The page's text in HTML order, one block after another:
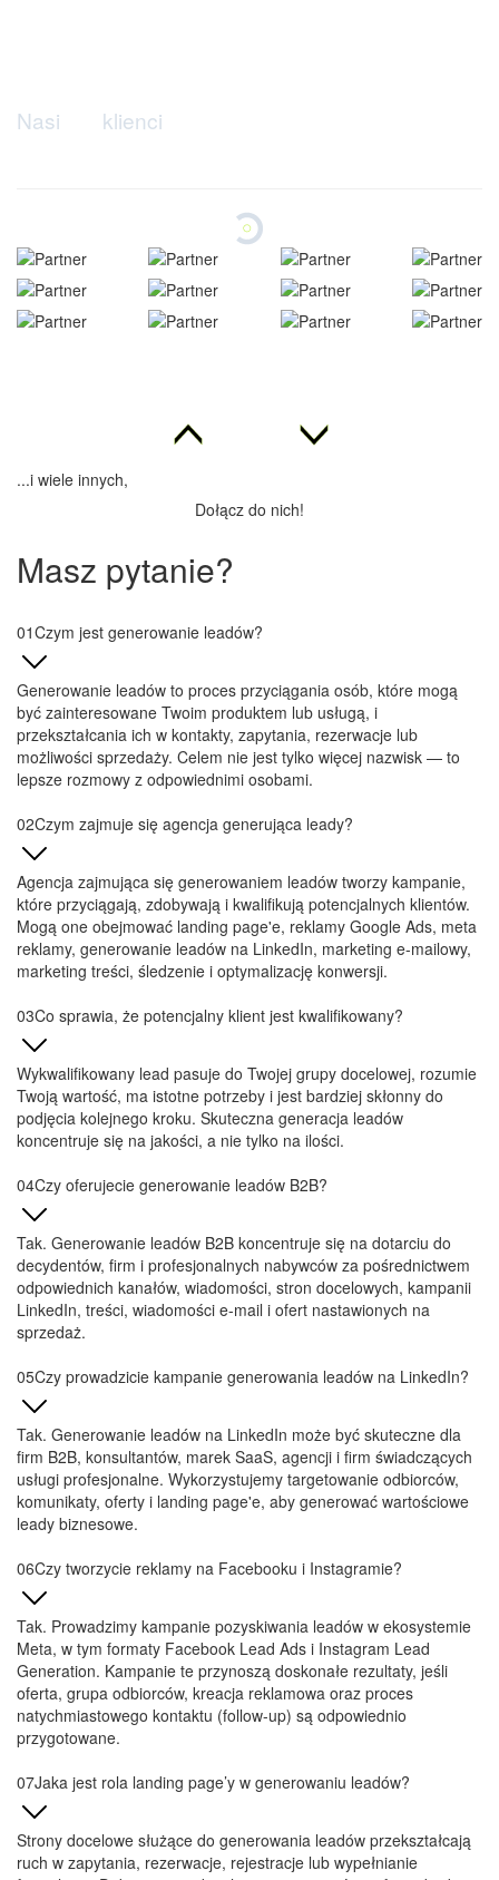
...i wiele innych,
Czym jest generowanie leadów?
Generowanie leadów to proces przyciągania osób, które mogą
Agencja zajmująca się generowaniem leadów tworzy kampanie,
Mogą one obejmować landing page'e, reklamy Google Ads, meta
reklamy, generowanie leadów na LinkedIn, marketing e-mailowy,
Co sprawia, że potencjalny klient jest kwalifikowany?
Wykwalifikowany lead pasuje do Twojej grupy docelowej, rozumie
Twoją wartość, ma istotne potrzeby i jest bardziej skłonny do
podjęcia kolejnego kroku. Skuteczna generacja leadów
koncentruje się na jakości, a nie tylko na ilości.
Czy oferujecie generowanie leadów B2B?
Tak. Generowanie leadów B2B koncentruje się na dotarciu do
decydentów, firm i profesjonalnych nabywców za pośrednictwem
odpowiednich kanałów, wiadomości, stron docelowych, kampanii
LinkedIn, treści, wiadomości e-mail i ofert nastawionych na
sprzedaż.
Czy prowadzicie kampanie generowania leadów na LinkedIn?
Tak. Generowanie leadów na LinkedIn może być skuteczne dla
firm B2B, konsultantów, marek SaaS, agencji i firm świadczących
usługi profesjonalne. Wykorzystujemy targetowanie odbiorców,
komunikaty, oferty i landing page'e, aby generować wartościowe
leady biznesowe.
Czy tworzycie reklamy na Facebooku i Instagramie?
Tak. Prowadzimy kampanie pozyskiwania leadów w ekosystemie
Meta, w tym formaty Facebook Lead Ads i Instagram Lead
Generation. Kampanie te przynoszą doskonałe rezultaty, jeśli
oferta, grupa odbiorców, kreacja reklamowa oraz proces
natychmiastowego kontaktu (follow-up) są odpowiednio
przygotowane.
Jaka jest rola landing page’y w generowaniu leadów?
Strony docelowe służące do generowania leadów przekształcają
ruch w zapytania, rezerwacje, rejestracje lub wypełnianie
formularzy. Dobra strona docelowa jasno wyjaśnia ofertę, buduje
zaufanie, eliminuje tarcia i ułatwia kolejny krok.
W jaki sposób marketing treści wspiera generowanie leadów?
Marketing treści i generowanie leadów współdziałają, gdy treści
przyciągają odpowiednią grupę docelową, odpowiadają na jej
pytania, budują zaufanie i skłaniają do działania. Treści mogą
wspierać SEO, kampanie w mediach społecznościowych,
pielęgnację mailingu i rozmowy sprzedażowe.
Jak zmierzyć skuteczność kampanii generowania leadów?
Skuteczność generowania leadów mierzymy na podstawie ich
liczby, jakości, kosztu pozyskania jednego leadu, wskaźnika